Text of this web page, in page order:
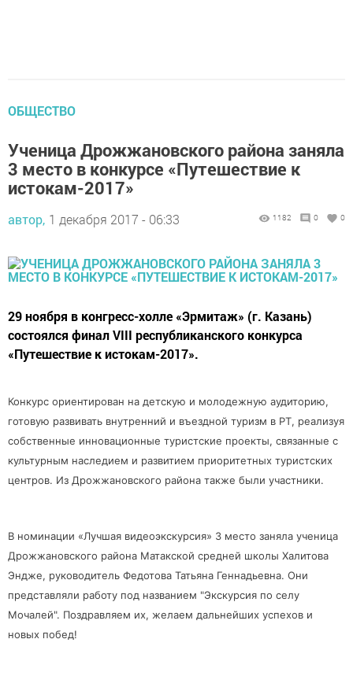
ОБЩЕСТВО
Ученица Дрожжановского района заняла
3 место в конкурсе «Путешествие к
истокам-2017»
автор, 1 декабря 2017 - 06:33 1182 0 0
29 ноября в конгресс-холле «Эрмитаж» (г. Казань)
состоялся финал VIII республиканского конкурса
«Путешествие к истокам-2017».
Конкурс ориентирован на детскую и молодежную аудиторию,
готовую развивать внутренний и въездной туризм в РТ, реализуя
собственные инновационные туристские проекты, связанные с
культурным наследием и развитием приоритетных туристских
центров. Из Дрожжановского района также были участники.
В номинации «Лучшая видеоэкскурсия» 3 место заняла ученица
Дрожжановского района Матакской средней школы Халитова
Эндже, руководитель Федотова Татьяна Геннадьевна. Они
представляли работу под названием "Экскурсия по селу
Мочалей". Поздравляем их, желаем дальнейших успехов и
новых побед!